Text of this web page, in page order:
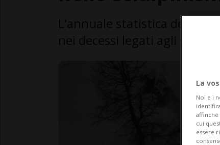
La
Noi e i
affinché
cui
essere